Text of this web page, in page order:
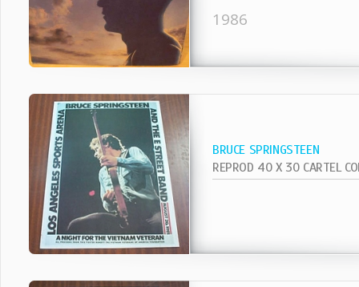
1986
BRUCE SPRINGSTEEN